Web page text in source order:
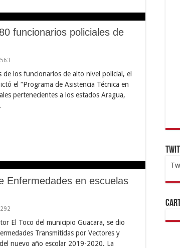
funcionarios policiales de
de los funcionarios de alto nivel policial, el
el “Programa de Asistencia Técnica en
pertenecientes a los estados Aragua,
Enfermedades en escuelas
El Toco del municipio Guacara, se dio
Transmitidas por Vectores y
nuevo año escolar 2019-2020. La